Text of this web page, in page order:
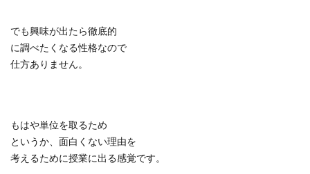
でも興味が出たら徹底的
に調べたくなる性格なので
仕方ありません。
もはや単位を取るため
というか、面白くない理由を
考えるために授業に出る感覚です。